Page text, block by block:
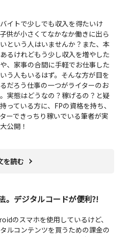
イトで少しでも収入を得たいけ
供が小さくてなかなか働きに出ら
という人はいませんか？また、本
るけれどもう少し収入を増やした
、家事の合間に手軽でお仕事した
う人もいるはず。そんな方が目を
だろう仕事の一つがライターのお
実態はどうなの？稼げるの？と疑
っている方に、FPの資格を持ち、
ーできっちり稼いでいる筆者が実
公開！
を読む
。デジタルコードが便利?!
のスマホを使用しているけど、
ルコンテンツを買うための課金の